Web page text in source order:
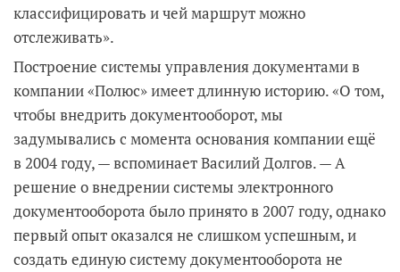
классифицировать и чей маршрут можно
отслеживать».
Построение системы управления документами в
компании «Полюс» имеет длинную историю. «О том,
чтобы внедрить документооборот, мы
задумывались с момента основания компании ещё
в 2004 году, — вспоминает Василий Долгов. — А
решение о внедрении системы электронного
документооборота было принято в 2007 году, однако
первый опыт оказался не слишком успешным, и
создать единую систему документооборота не